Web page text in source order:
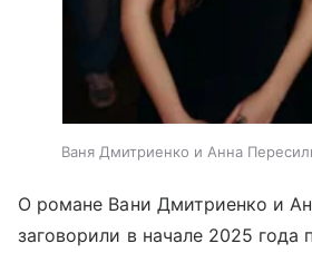
Ваня Дмитриенко и Анна
О романе Вани Дмитриенко и
заговорили в начале 2025 года